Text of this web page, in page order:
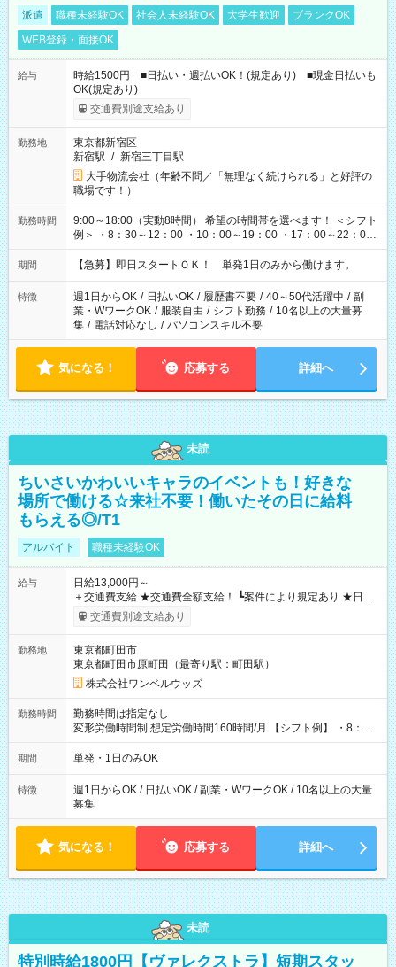
派遣 職種未経験OK 社会人未経験OK 大学生歓迎
ブランクOK
WEB登録・面接OK
給与
時給1500円 ■日払い・週払いOK！(規定あり) ■現金日払いも
OK(規定あり)
交通費別途支給あり
勤務地
東京都新宿区
新宿駅 / 新宿三丁目駅
大手物流会社（年齢不問／「無理なく続けられる」と好評の
職場です！）
勤務時間
9:00～18:00（実動8時間） 希望の時間帯を選べます！ ＜シフト
例＞ ・8：30～12：00 ・10：00～19：00 ・17：00～22：00
・13：00～22：00 ・22：00～翌6：00 など
期間 【急募】即日スタートＯＫ！ 単発1日のみから働けます。
特徴 週1日からOK / 日払いOK / 履歴書不要 / 40～50代活躍中 / 副
業・WワークOK / 服装自由 / シフト勤務 / 10名以上の大量募
集 / 電話対応なし / パソコンスキル不要
気になる！ 応募する 詳細へ
未読
ちいさいかわいいキャラのイベントも！好きな
場所で働ける☆来社不要！働いたその日に給料
もらえる◎/T1
アルバイト 職種未経験OK
給与
日給13,000円～
＋交通費支給 ★交通費全額支給！ ┗案件により規定あり ★日払
いOK！（規定あり） ┗働いたその日に現金GET♪ お仕事後はコ
ンビニATMから 日払い分を引き落とせます！ 【試用期間】試
交通費別途支給あり
勤務地
東京都町田市
東京都町田市原町田（最寄り駅：町田駅）
株式会社ワンベルウッズ
勤務時間
勤務時間は指定なし
変形労働時間制 想定労働時間160時間/月 【シフト例】 ・8：00
～21：00
期間 単発・1日のみOK
特徴
週1日からOK / 日払いOK / 副業・WワークOK / 10名以上の大量
募集
気になる！ 応募する 詳細へ
未読
特別時給1800円【ヴァレクストラ】短期スタッ